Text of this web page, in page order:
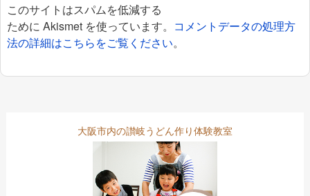
このサイトはスパムを低減する
ために Akismet を使っています。 コメントデータの処理方
法の詳細はこちらをご覧ください。
大阪市内の讃岐うどん作り体験教室